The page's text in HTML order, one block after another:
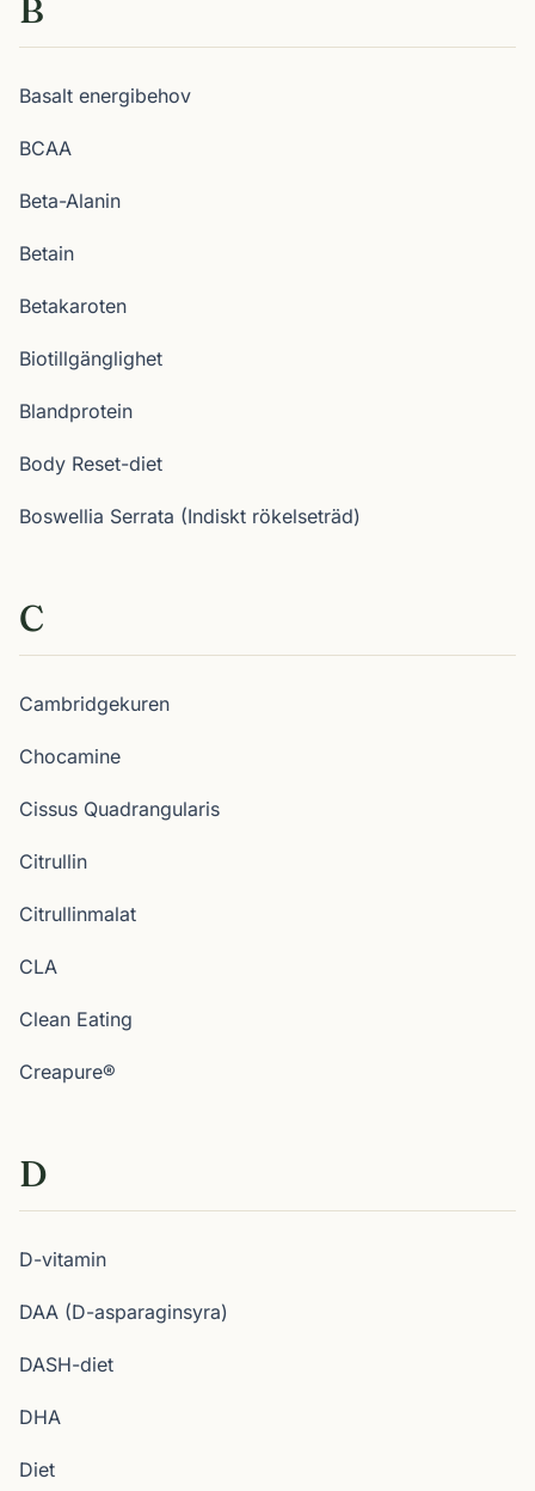
B
Basalt energibehov
BCAA
Beta-Alanin
Betain
Betakaroten
Biotillgänglighet
Blandprotein
Body Reset-diet
Boswellia Serrata (Indiskt rökelseträd)
C
Cambridgekuren
Chocamine
Cissus Quadrangularis
Citrullin
Citrullinmalat
CLA
Clean Eating
Creapure®
D
D-vitamin
DAA (D-asparaginsyra)
DASH-diet
DHA
Diet